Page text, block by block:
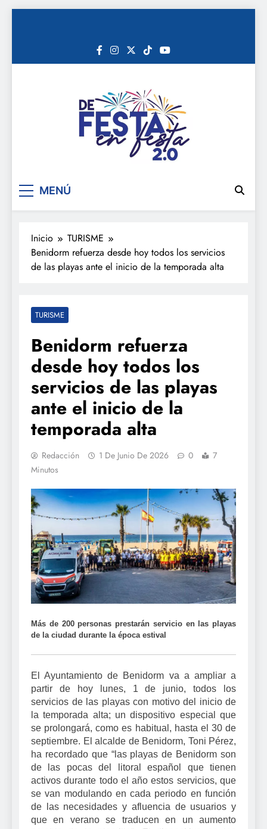
De festa en festa 2.0
MENÚ
Inicio
TURISME
Benidorm refuerza desde hoy todos los servicios
de las playas ante el inicio de la temporada alta
TURISME
Benidorm refuerza
desde hoy todos los
servicios de las playas
ante el inicio de la
temporada alta
Redacción 1 De Junio De 2026 0
7
Minutos
Más de 200 personas prestarán servicio en las playas
de la ciudad durante la época estival
El Ayuntamiento de Benidorm va a ampliar a
partir de hoy lunes, 1 de junio, todos los
servicios de las playas con motivo del inicio de
la temporada alta; un dispositivo especial que
se prolongará, como es habitual, hasta el 30 de
septiembre. El alcalde de Benidorm, Toni Pérez,
ha recordado que “las playas de Benidorm son
de las pocas del litoral español que tienen
activos durante todo el año estos servicios, que
se van modulando en cada periodo en función
de las necesidades y afluencia de usuarios y
que en verano se traducen en un aumento